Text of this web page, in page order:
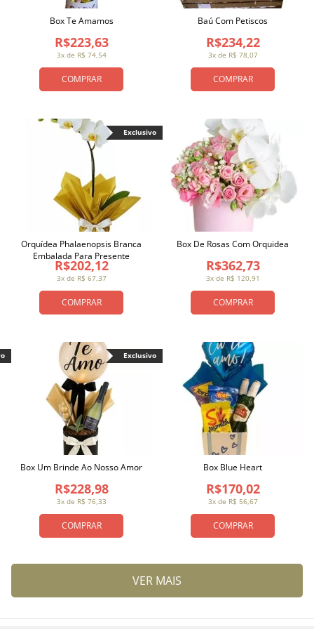
COMPRAR
3x de R$ 74,54
R$223,63
Box Te Amamos
COMPRAR
3x de R$ 78,07
R$234,22
Baú Com Petiscos
COMPRAR
3x de R$ 67,37
R$202,12
Orquídea Phalaenopsis Branca
Embalada Para Presente
Exclusivo
COMPRAR
3x de R$ 120,91
R$362,73
Box De Rosas Com Orquidea
COMPRAR
3x de R$ 76,33
R$228,98
Box Um Brinde Ao Nosso Amor
Exclusivo
COMPRAR
3x de R$ 56,67
R$170,02
Box Blue Heart
VER MAIS